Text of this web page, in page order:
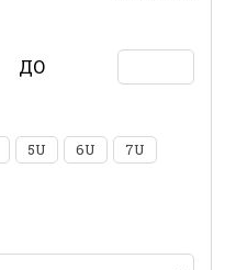
ДО
5U 6U
7U